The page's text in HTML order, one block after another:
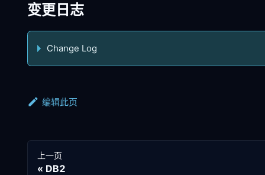
变更日志
Change Log
编辑此页
上一页
DB2